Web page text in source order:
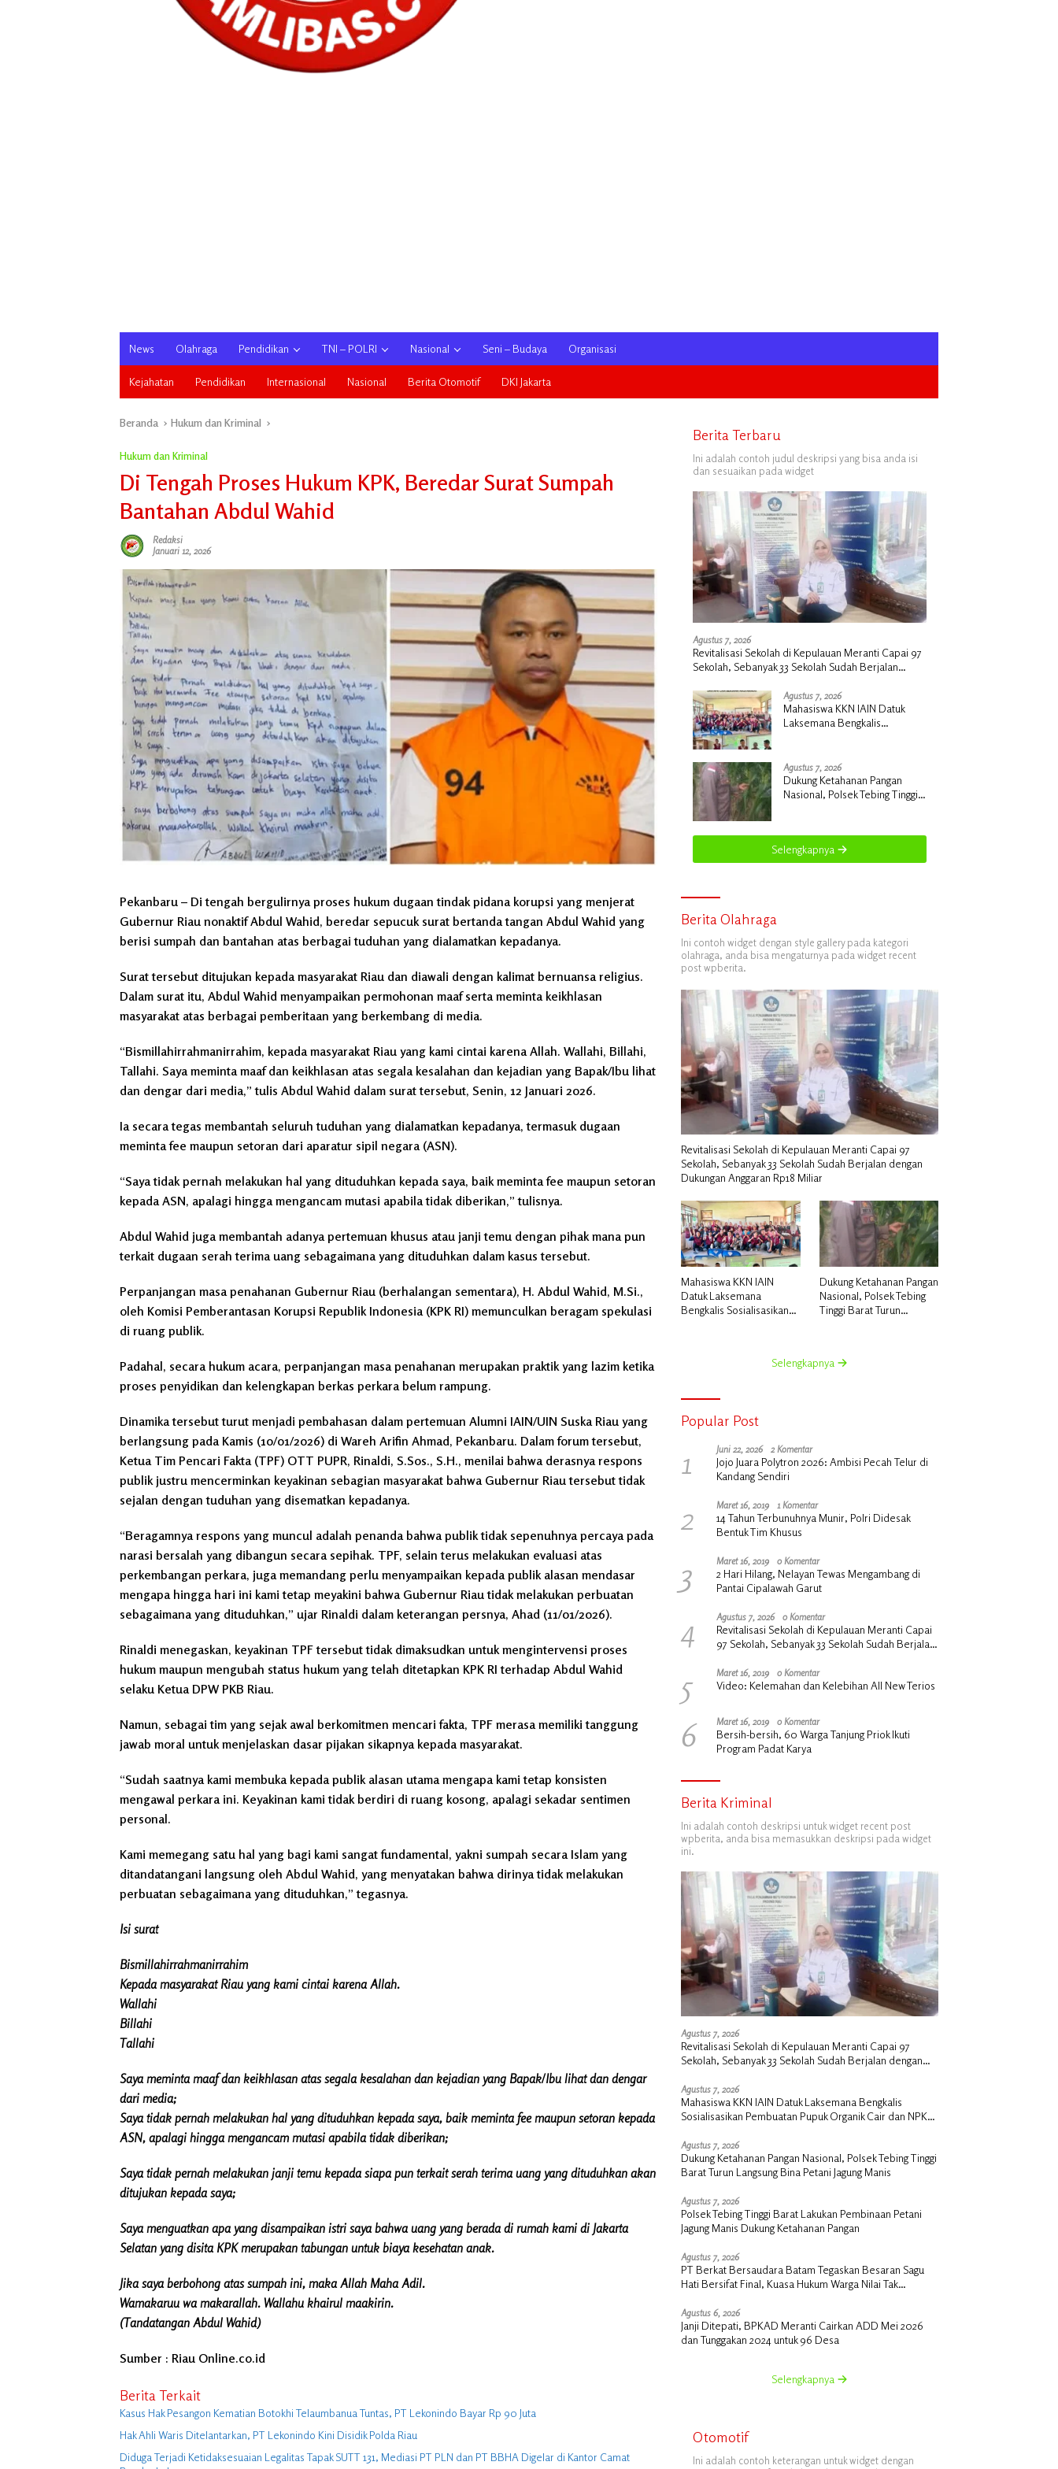
News Olahraga Pendidikan TNI – POLRI Nasional Seni – Budaya Organisasi
Kejahatan Pendidikan Internasional Nasional Berita Otomotif DKI Jakarta
Beranda Hukum dan Kriminal
Hukum dan Kriminal
Di Tengah Proses Hukum KPK, Beredar Surat Sumpah
Bantahan Abdul Wahid
Redaksi
Januari 12, 2026
Pekanbaru – Di tengah bergulirnya proses hukum dugaan tindak pidana korupsi yang menjerat
Gubernur Riau nonaktif Abdul Wahid, beredar sepucuk surat bertanda tangan Abdul Wahid yang
berisi sumpah dan bantahan atas berbagai tuduhan yang dialamatkan kepadanya.
Surat tersebut ditujukan kepada masyarakat Riau dan diawali dengan kalimat bernuansa religius.
Dalam surat itu, Abdul Wahid menyampaikan permohonan maaf serta meminta keikhlasan
masyarakat atas berbagai pemberitaan yang berkembang di media.
“Bismillahirrahmanirrahim, kepada masyarakat Riau yang kami cintai karena Allah. Wallahi, Billahi,
Tallahi. Saya meminta maaf dan keikhlasan atas segala kesalahan dan kejadian yang Bapak/Ibu lihat
dan dengar dari media,” tulis Abdul Wahid dalam surat tersebut, Senin, 12 Januari 2026.
Ia secara tegas membantah seluruh tuduhan yang dialamatkan kepadanya, termasuk dugaan
meminta fee maupun setoran dari aparatur sipil negara (ASN).
“Saya tidak pernah melakukan hal yang dituduhkan kepada saya, baik meminta fee maupun setoran
kepada ASN, apalagi hingga mengancam mutasi apabila tidak diberikan,” tulisnya.
Abdul Wahid juga membantah adanya pertemuan khusus atau janji temu dengan pihak mana pun
terkait dugaan serah terima uang sebagaimana yang dituduhkan dalam kasus tersebut.
Perpanjangan masa penahanan Gubernur Riau (berhalangan sementara), H. Abdul Wahid, M.Si.,
oleh Komisi Pemberantasan Korupsi Republik Indonesia (KPK RI) memunculkan beragam spekulasi
di ruang publik.
Padahal, secara hukum acara, perpanjangan masa penahanan merupakan praktik yang lazim ketika
proses penyidikan dan kelengkapan berkas perkara belum rampung.
Dinamika tersebut turut menjadi pembahasan dalam pertemuan Alumni IAIN/UIN Suska Riau yang
berlangsung pada Kamis (10/01/2026) di Wareh Arifin Ahmad, Pekanbaru. Dalam forum tersebut,
Ketua Tim Pencari Fakta (TPF) OTT PUPR, Rinaldi, S.Sos., S.H., menilai bahwa derasnya respons
publik justru mencerminkan keyakinan sebagian masyarakat bahwa Gubernur Riau tersebut tidak
sejalan dengan tuduhan yang disematkan kepadanya.
“Beragamnya respons yang muncul adalah penanda bahwa publik tidak sepenuhnya percaya pada
narasi bersalah yang dibangun secara sepihak. TPF, selain terus melakukan evaluasi atas
perkembangan perkara, juga memandang perlu menyampaikan kepada publik alasan mendasar
mengapa hingga hari ini kami tetap meyakini bahwa Gubernur Riau tidak melakukan perbuatan
sebagaimana yang dituduhkan,” ujar Rinaldi dalam keterangan persnya, Ahad (11/01/2026).
Rinaldi menegaskan, keyakinan TPF tersebut tidak dimaksudkan untuk mengintervensi proses
hukum maupun mengubah status hukum yang telah ditetapkan KPK RI terhadap Abdul Wahid
selaku Ketua DPW PKB Riau.
Namun, sebagai tim yang sejak awal berkomitmen mencari fakta, TPF merasa memiliki tanggung
jawab moral untuk menjelaskan dasar pijakan sikapnya kepada masyarakat.
“Sudah saatnya kami membuka kepada publik alasan utama mengapa kami tetap konsisten
mengawal perkara ini. Keyakinan kami tidak berdiri di ruang kosong, apalagi sekadar sentimen
personal.
Kami memegang satu hal yang bagi kami sangat fundamental, yakni sumpah secara Islam yang
ditandatangani langsung oleh Abdul Wahid, yang menyatakan bahwa dirinya tidak melakukan
perbuatan sebagaimana yang dituduhkan,” tegasnya.
Isi surat
Bismillahirrahmanirrahim
Kepada masyarakat Riau yang kami cintai karena Allah.
Wallahi
Billahi
Tallahi
Saya meminta maaf dan keikhlasan atas segala kesalahan dan kejadian yang Bapak/Ibu lihat dan dengar
dari media;
Saya tidak pernah melakukan hal yang dituduhkan kepada saya, baik meminta fee maupun setoran kepada
ASN, apalagi hingga mengancam mutasi apabila tidak diberikan;
Saya tidak pernah melakukan janji temu kepada siapa pun terkait serah terima uang yang dituduhkan akan
ditujukan kepada saya;
Saya menguatkan apa yang disampaikan istri saya bahwa uang yang berada di rumah kami di Jakarta
Selatan yang disita KPK merupakan tabungan untuk biaya kesehatan anak.
Jika saya berbohong atas sumpah ini, maka Allah Maha Adil.
Wamakaruu wa makarallah. Wallahu khairul maakirin.
(Tandatangan Abdul Wahid)
Sumber : Riau Online.co.id
Berita Terkait
Kasus Hak Pesangon Kematian Botokhi Telaumbanua Tuntas, PT Lekonindo Bayar Rp 90 Juta
Hak Ahli Waris Ditelantarkan, PT Lekonindo Kini Disidik Polda Riau
Diduga Terjadi Ketidaksesuaian Legalitas Tapak SUTT 131, Mediasi PT PLN dan PT BBHA Digelar di Kantor Camat
Berita Terbaru
Ini adalah contoh judul deskripsi yang bisa anda isi
dan sesuaikan pada widget
Agustus 7, 2026
Revitalisasi Sekolah di Kepulauan Meranti Capai 97
Sekolah, Sebanyak 33 Sekolah Sudah Berjalan
Agustus 7, 2026
Mahasiswa KKN IAIN Datuk
Laksemana Bengkalis
Cair di Desa Kedabu Rapat
Agustus 7, 2026
Dukung Ketahanan Pangan
Nasional, Polsek Tebing Tinggi
Selengkapnya
Berita Olahraga
Ini contoh widget dengan style gallery pada kategori
olahraga, anda bisa mengaturnya pada widget recent
post wpberita.
Revitalisasi Sekolah di Kepulauan Meranti Capai 97
Sekolah, Sebanyak 33 Sekolah Sudah Berjalan dengan
Dukungan Anggaran Rp18 Miliar
Mahasiswa KKN IAIN
Datuk Laksemana
Bengkalis Sosialisasikan
Dukung Ketahanan Pangan
Nasional, Polsek Tebing
Tinggi Barat Turun
Selengkapnya
Popular Post
1 Juni 22, 2026 2 Komentar
Jojo Juara Polytron 2026: Ambisi Pecah Telur di
Kandang Sendiri
2 Maret 16, 2019 1 Komentar
14 Tahun Terbunuhnya Munir, Polri Didesak
Bentuk Tim Khusus
3 Maret 16, 2019 0 Komentar
2 Hari Hilang, Nelayan Tewas Mengambang di
Pantai Cipalawah Garut
4 Agustus 7, 2026 0 Komentar
Revitalisasi Sekolah di Kepulauan Meranti Capai
97 Sekolah, Sebanyak 33 Sekolah Sudah Berjalan
5 Maret 16, 2019 0 Komentar
Video: Kelemahan dan Kelebihan All New Terios
6 Maret 16, 2019 0 Komentar
Bersih-bersih, 60 Warga Tanjung Priok Ikuti
Program Padat Karya
Berita Kriminal
Ini adalah contoh deskripsi untuk widget recent post
wpberita, anda bisa memasukkan deskripsi pada widget
ini.
Agustus 7, 2026
Revitalisasi Sekolah di Kepulauan Meranti Capai 97
Sekolah, Sebanyak 33 Sekolah Sudah Berjalan dengan
Agustus 7, 2026
Mahasiswa KKN IAIN Datuk Laksemana Bengkalis
Sosialisasikan Pembuatan Pupuk Organik Cair dan NPK
Agustus 7, 2026
Dukung Ketahanan Pangan Nasional, Polsek Tebing Tinggi
Barat Turun Langsung Bina Petani Jagung Manis
Agustus 7, 2026
Polsek Tebing Tinggi Barat Lakukan Pembinaan Petani
Jagung Manis Dukung Ketahanan Pangan
Agustus 7, 2026
PT Berkat Bersaudara Batam Tegaskan Besaran Sagu
Hati Bersifat Final, Kuasa Hukum Warga Nilai Tak
Agustus 6, 2026
Janji Ditepati, BPKAD Meranti Cairkan ADD Mei 2026
dan Tunggakan 2024 untuk 96 Desa
Selengkapnya
Otomotif
Ini adalah contoh keterangan untuk widget dengan